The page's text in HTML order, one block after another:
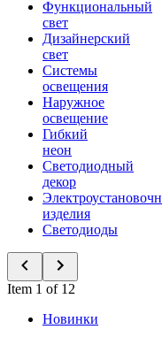
Функциональный
свет
Дизайнерский
свет
Системы
освещения
Наружное
освещение
Гибкий
неон
Светодиодный
декор
изделия
Светодиоды
Item 1 of 12
Новинки